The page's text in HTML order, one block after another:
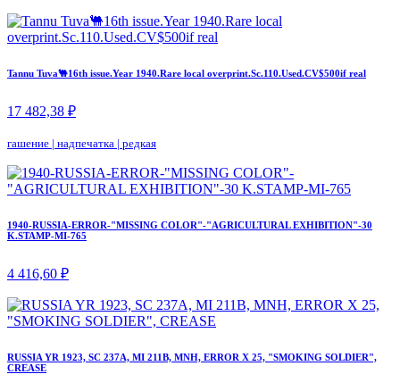
Tannu Tuva🐫16th issue.Year 1940.Rare local overprint.Sc.110.Used.CV$500if real
17 482,38 ₽
гашение | надпечатка | редкая
1940-RUSSIA-ERROR-"MISSING COLOR"-"AGRICULTURAL EXHIBITION"-30
K.STAMP-MI-765
4 416,60 ₽
RUSSIA YR 1923, SC 237A, MI 211B, MNH, ERROR X 25, "SMOKING SOLDIER",
CREASE